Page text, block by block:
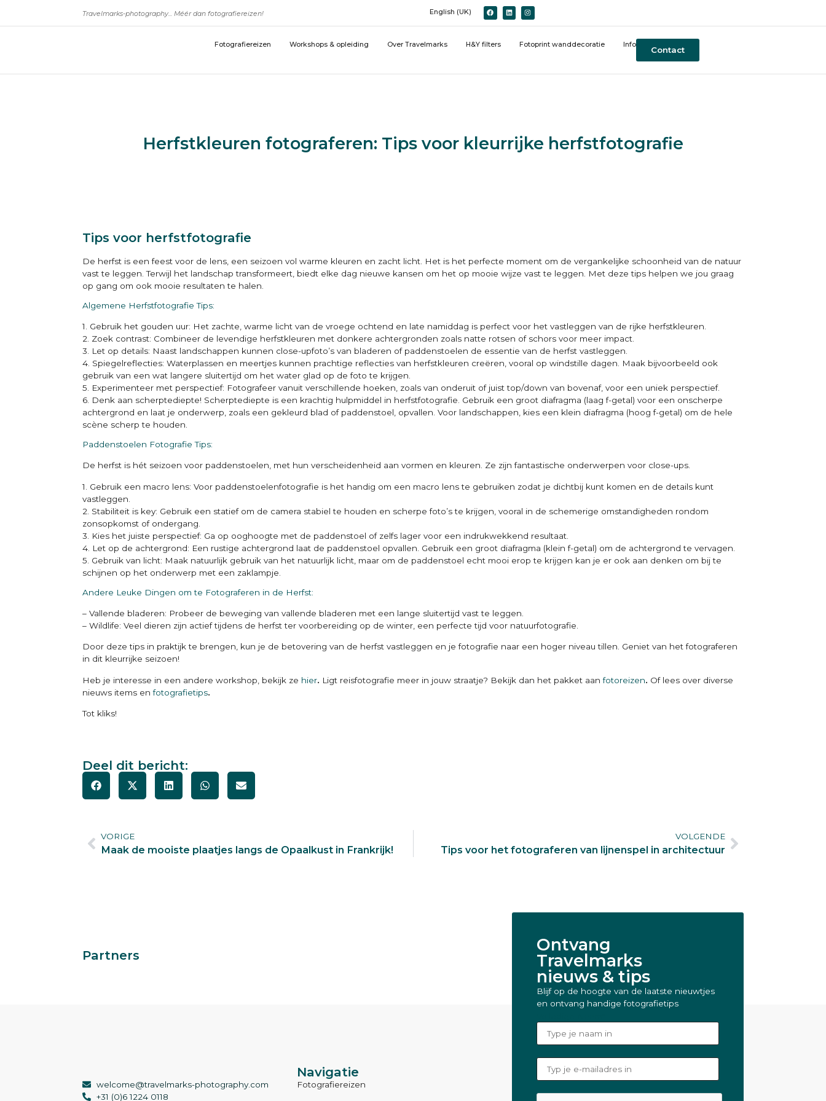
Travelmarks-photography... Méér dan fotografiereizen! English (UK)
Fotografiereizen Workshops & opleiding Over Travelmarks H&Y filters Fotoprint wanddecoratie Info
Contact
Herfstkleuren fotograferen: Tips voor kleurrijke herfstfotografie
Tips voor herfstfotografie
De herfst is een feest voor de lens, een seizoen vol warme kleuren en zacht licht. Het is het perfecte moment om de vergankelijke schoonheid van de natuur
vast te leggen. Terwijl het landschap transformeert, biedt elke dag nieuwe kansen om het op mooie wijze vast te leggen. Met deze tips helpen we jou graag
op gang om ook mooie resultaten te halen.
Algemene Herfstfotografie Tips:
1. Gebruik het gouden uur: Het zachte, warme licht van de vroege ochtend en late namiddag is perfect voor het vastleggen van de rijke herfstkleuren.
2. Zoek contrast: Combineer de levendige herfstkleuren met donkere achtergronden zoals natte rotsen of schors voor meer impact.
3. Let op details: Naast landschappen kunnen close-upfoto’s van bladeren of paddenstoelen de essentie van de herfst vastleggen.
4. Spiegelreflecties: Waterplassen en meertjes kunnen prachtige reflecties van herfstkleuren creëren, vooral op windstille dagen. Maak bijvoorbeeld ook
gebruik van een wat langere sluitertijd om het water glad op de foto te krijgen.
5. Experimenteer met perspectief: Fotografeer vanuit verschillende hoeken, zoals van onderuit of juist top/down van bovenaf, voor een uniek perspectief.
6. Denk aan scherptediepte! Scherptediepte is een krachtig hulpmiddel in herfstfotografie. Gebruik een groot diafragma (laag f-getal) voor een onscherpe
achtergrond en laat je onderwerp, zoals een gekleurd blad of paddenstoel, opvallen. Voor landschappen, kies een klein diafragma (hoog f-getal) om de hele
scène scherp te houden.
Paddenstoelen Fotografie Tips:
De herfst is hét seizoen voor paddenstoelen, met hun verscheidenheid aan vormen en kleuren. Ze zijn fantastische onderwerpen voor close-ups.
1. Gebruik een macro lens: Voor paddenstoelenfotografie is het handig om een macro lens te gebruiken zodat je dichtbij kunt komen en de details kunt
vastleggen.
2. Stabiliteit is key: Gebruik een statief om de camera stabiel te houden en scherpe foto’s te krijgen, vooral in de schemerige omstandigheden rondom
zonsopkomst of ondergang.
3. Kies het juiste perspectief: Ga op ooghoogte met de paddenstoel of zelfs lager voor een indrukwekkend resultaat.
4. Let op de achtergrond: Een rustige achtergrond laat de paddenstoel opvallen. Gebruik een groot diafragma (klein f-getal) om de achtergrond te vervagen.
5. Gebruik van licht: Maak natuurlijk gebruik van het natuurlijk licht, maar om de paddenstoel echt mooi erop te krijgen kan je er ook aan denken om bij te
schijnen op het onderwerp met een zaklampje.
Andere Leuke Dingen om te Fotograferen in de Herfst:
– Vallende bladeren: Probeer de beweging van vallende bladeren met een lange sluitertijd vast te leggen.
– Wildlife: Veel dieren zijn actief tijdens de herfst ter voorbereiding op de winter, een perfecte tijd voor natuurfotografie.
Door deze tips in praktijk te brengen, kun je de betovering van de herfst vastleggen en je fotografie naar een hoger niveau tillen. Geniet van het fotograferen
in dit kleurrijke seizoen!
Heb je interesse in een andere workshop, bekijk ze hier. Ligt reisfotografie meer in jouw straatje? Bekijk dan het pakket aan fotoreizen. Of lees over diverse
nieuws items en fotografietips.
Tot kliks!
Deel dit bericht:
VORIGE
Maak de mooiste plaatjes langs de Opaalkust in Frankrijk!
VOLGENDE
Tips voor het fotograferen van lijnenspel in architectuur
Partners
welcome@travelmarks-photography.com
+31 (0)6 1224 0118
Navigatie
Fotografiereizen
Ontvang
Travelmarks
nieuws & tips
Blijf op de hoogte van de laatste nieuwtjes
en ontvang handige fotografietips